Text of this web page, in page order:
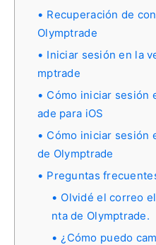
Recuperación de
Olymptrade
Iniciar sesión en la
mptrade
Cómo iniciar sesión
ade para iOS
Cómo iniciar sesión
de Olymptrade
Preguntas
Olvidé el correo
nta de Olymptrade.
¿Cómo puedo